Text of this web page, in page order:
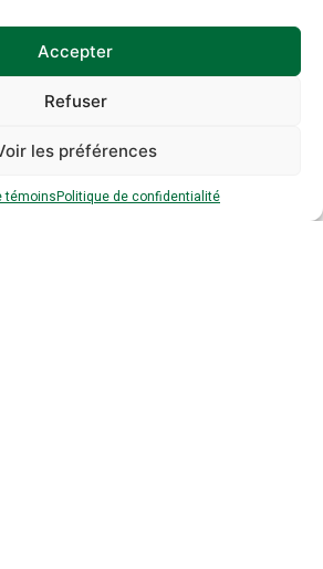
Accepter
Refuser
les préférences
témoinsPolitique de confidentialité
à
l’infolettre
à notre infolettre dès